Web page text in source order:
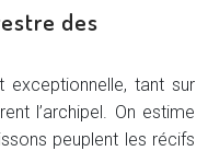
des
exceptionnelle, tant sur
l’archipel. On estime
peuplent les récifs